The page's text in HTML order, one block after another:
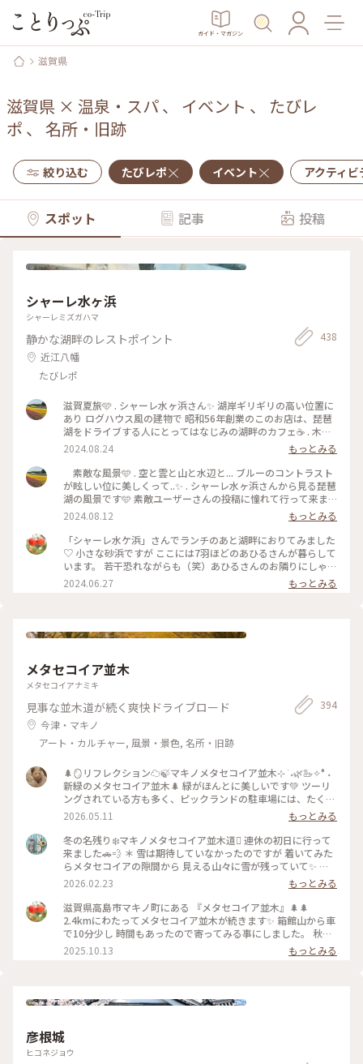
ガイド・マガジン
滋賀県
滋賀県 × 温泉・スパ、 イベント 、 たびレ
ポ 、 名所・旧跡
絞り込む たびレポ イベント アクティ
スポット 記事 投稿
シャーレ水ヶ浜
シャーレミズガハマ
静かな湖畔のレストポイント
近江八幡
たびレポ
438
滋賀夏旅🩵 . シャーレ水ヶ浜さん✨ 湖岸ギリギリの高い位置に
あり ログハウス風の建物で 昭和56年創業のこのお店は、琵琶
湖をドライブする人にとってはなじみの湖畔のカフェ☕️ . 木を
ふんだんにつかわれた店内は 窓から景色が一望でき開放感と
温かさ漂う心地の良い空間.. おすすめは天気のいい日のテラス
席です❣️ . 私達が到着した時は14時前でランチとティータイム
の境目で 先に8組程待っておられてましたが、その辺の景色を
見ながらウロウロしていたら 30分も待たずに店内へ案内され
ました. . 先に入り口で注文をしてから 席に着くシステムでし
た. 外のテラス席は若いカップルや 女子で溢れていました. 夕
日のテラス席もきっと素敵なんでしょうね💕 . 私達はテラス席
が良く見える窓際の席が空いていたのでそちらへ. 私は蜜柑ケ
ーキとレモンスカッシュを 主人はジンジャーエールを頼みま
した. ランチのカレーやピラフ、ホットサンドも美味しそうで
した. お値段もこんなに素敵な景色が見れるのに とっても良心
ャーレ水ヶ浜 #湖畔のカフェ #琵琶湖 #びわ湖 #テラス席がお
2024.08.24
もっとみる
素敵な風景🩵 . 空と雲と山と水辺と... ブルーのコントラスト
が眩しい位に美しくって..✨ . シャーレ水ヶ浜さんから見る琵琶
湖の風景です🩵 素敵ユーザーさんの投稿に憧れて行って来ま
した. . 琵琶湖の美しさにびっくり💓 . 滋賀夏旅スタートです.
しばらくお付き合い下さいませ. #ことりっぷ旅2024 #透明の
世界 #シャーレ水ヶ浜 #琵琶湖 #滋賀 #ことりっぷ滋賀 #夏旅
2024.08.12
もっとみる
「シャーレ水ケ浜」さんでランチのあと湖畔におりてみました
♡ 小さな砂浜ですが ここには7羽ほどのあひるさんが暮らして
います。 若干恐れながらも（笑）あひるさんのお隣りにしゃが
んでみると ふふっ。。何を考えているのかな‥笑ってる♡ こ
ちらまで自然とつられ笑顔に。 初めて見ましたが、卵もあち
時間です。。 #水ケ浜 #シャーレ水ケ浜 #滋賀 #近江八幡 #滋賀
2024.06.27 もっとみる
メタセコイア並木
メタセコイアナミキ
見事な並木道が続く爽快ドライブロード
今津・マキノ
アート・カルチャー, 風景・景色, 名所・旧跡
394
🌲🪞リフレクション☁️🍃マキノメタセコイア並木⊹ ࣪ ˖🌿🦢✧° ˖
新緑のメタセコイア並木🌲 緑がほんとに美しいです💚 ツーリ
ングされている方も多く、ピックランドの駐車場には、たくさ
んのライダーさん達が集っていらっしゃいました🏍️ 4枚目、田
植えが始まっていました。 #ちいさな列車旅 #マキノメタセコ
イア並木 #メタセコイア並木 #リフレクション #滋賀観光 #滋
賀旅 #高島市 #水面 #新緑の季節 #ことりっぷ滋賀
2026.05.11
もっとみる
冬の名残り❄️マキノメタセコイア並木道🪾 連休の初日に行って
来ました🚗💨 ＊ 雪は期待していなかったのですが 着いてみた
らメタセコイアの隙間から 見える山々に雪が残っていて✨ 思
わず『ここはアルプス⁉️』 と叫んでしまいそうでした🗻 ＊ 並
木道を眺めていたら 素敵ユーザーさんから教えてもらった 白
馬の馬車が通りがかり🎠 冬の木漏れ日の中を進んで行く姿は
今度はモンゴルでした😆 （行った事ないけど🤣） ＊ 今日は春
を通り越して初夏のような 陽気でしたね☀️ 暖かくなるのを待
っていたはずなのに まだ冬行かないでって思う気持ちも あり
ますね😅 メタセコイア並木の投稿続きます･.｡*･.｡ #滋賀ことり
2026.02.23
もっとみる
滋賀県高島市マキノ町にある 『メタセコイア並木』🌲🌲
2.4kmにわたってメタセコイア並木が続きます✨ 箱館山から車
で10分少し 時間もあったので寄ってみる事にしました。 秋は
まだ始まったばかりで、紅葉はもう少し先ですが 光が差し込
み、グリーンのトンネルは色濃く この季節も、とても綺麗で
そうな焼き栗を買って帰りました😊 #メタセコイア #マキノピ
2025.10.13 もっとみる
彦根城
ヒコネジョウ